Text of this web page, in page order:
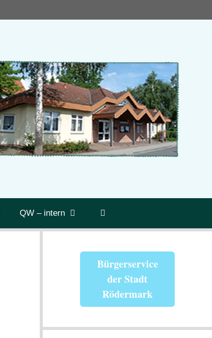
QW – intern
Bürgerservice
der Stadt
Rödermark